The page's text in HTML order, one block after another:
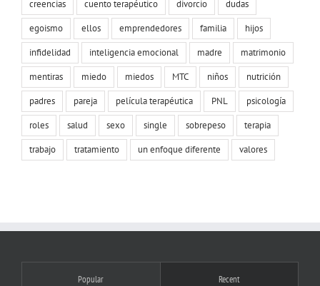
creencias
cuento terapéutico divorcio
dudas
egoismo
ellos emprendedores familia
hijos
infidelidad
inteligencia emocional madre
matrimonio
mentiras
miedo miedos MTC niños
nutrición
padres
pareja película terapéutica PNL
psicología
roles
salud sexo single sobrepeso
terapia
trabajo
tratamiento un enfoque diferente valores
Popular Recent